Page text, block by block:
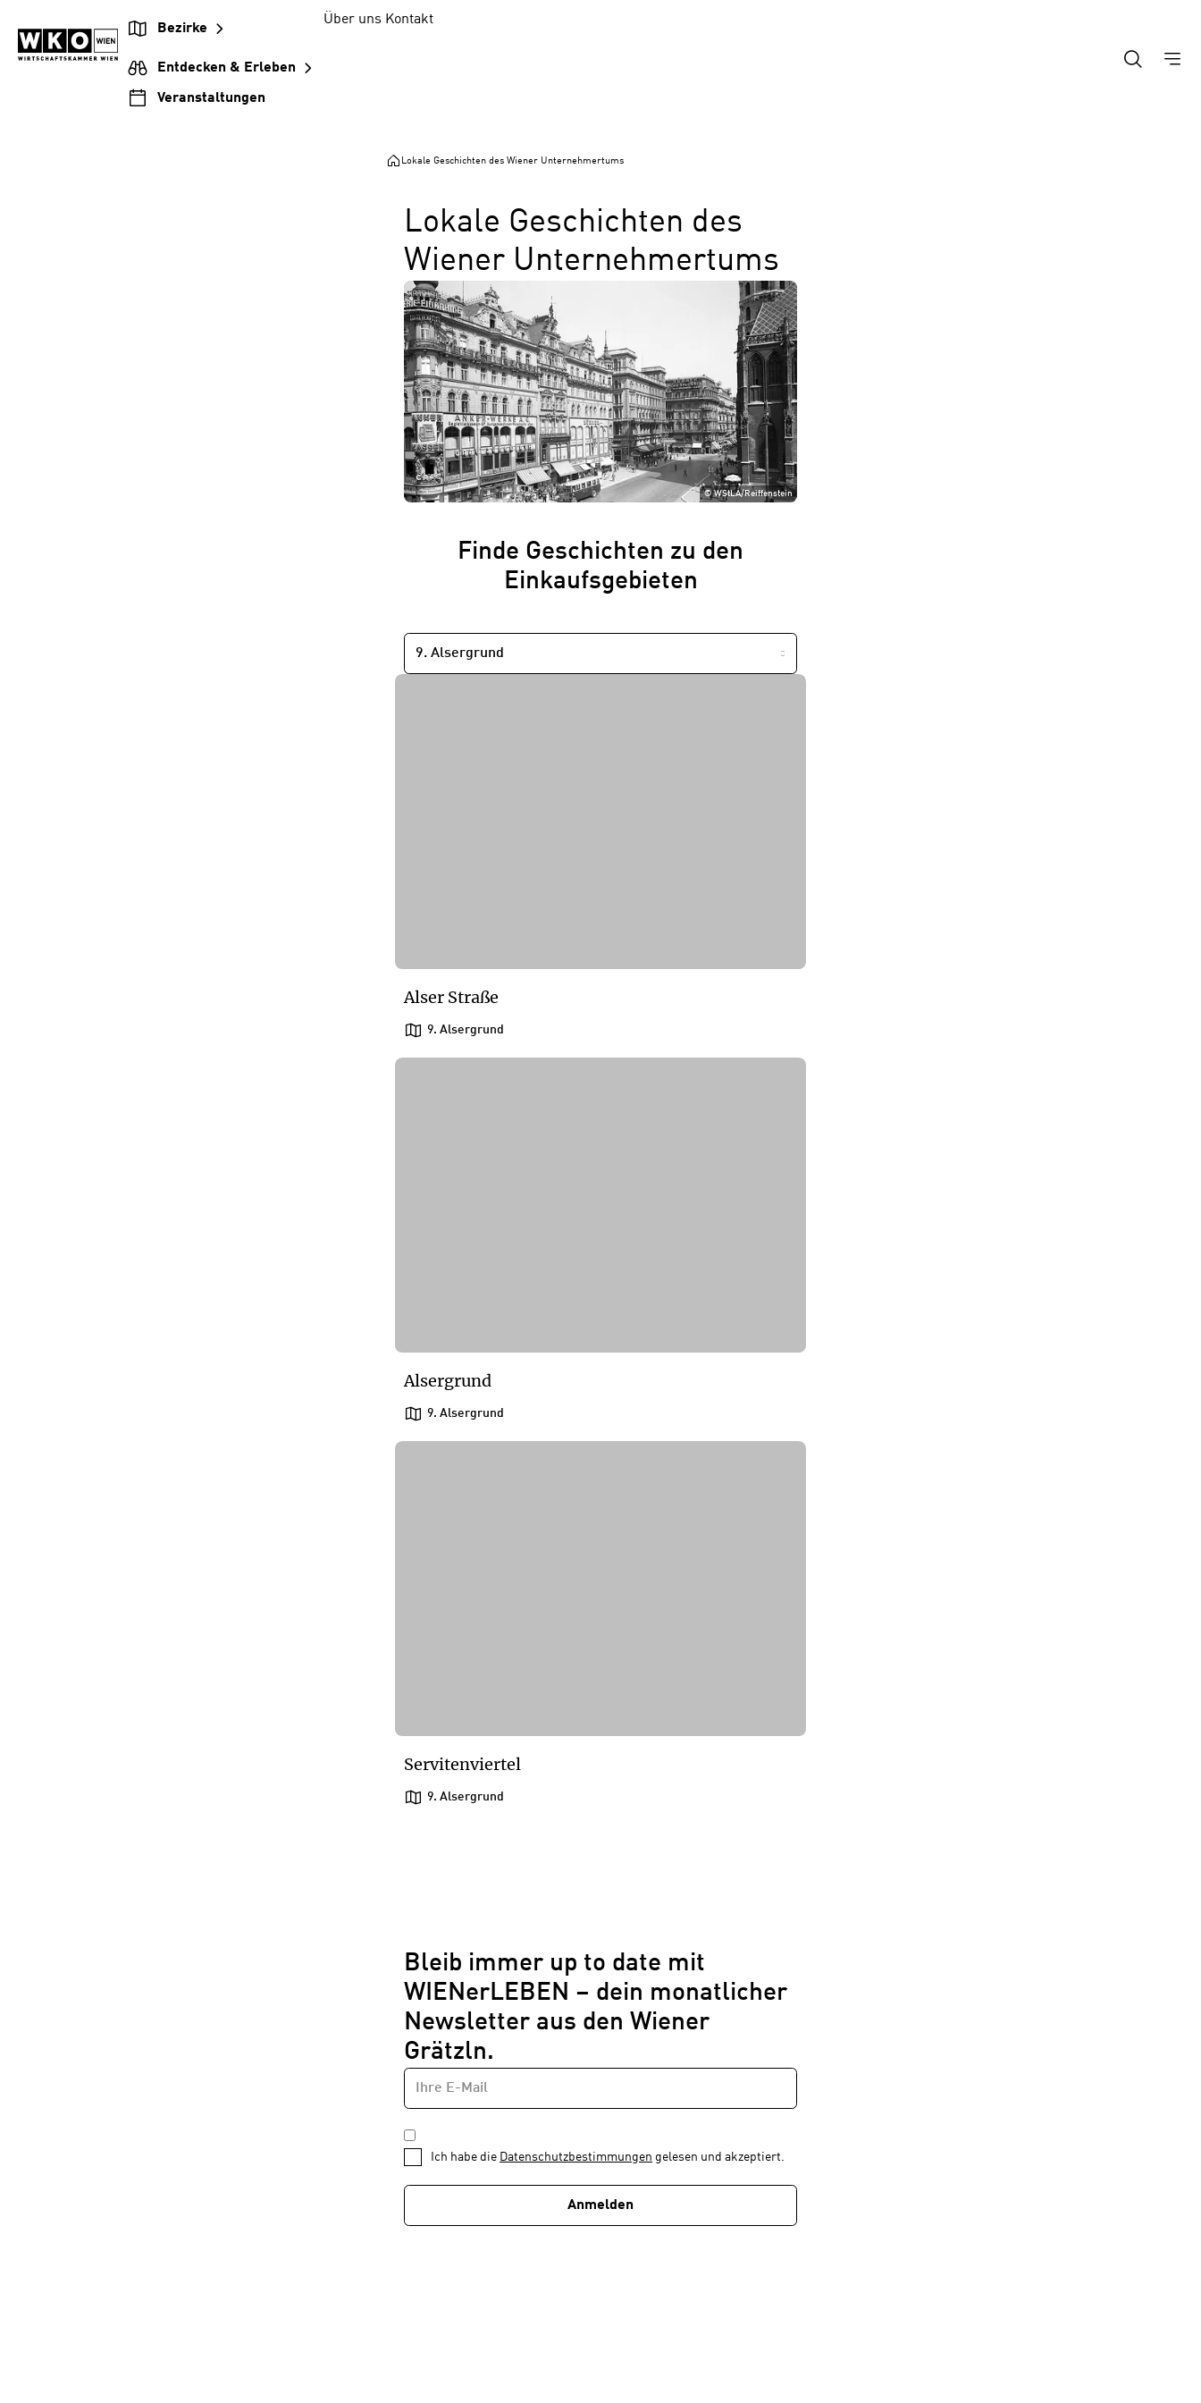
Inhalt
springen
Hauptnavigation
springen
Footer
springen
Bezirke
Entdecken & Erleben
Veranstaltungen
Über uns Kontakt
Lokale Geschichten des Wiener Unternehmertums
Lokale Geschichten des
Wiener Unternehmertums
©WStLA/Reiffenstein
Finde Geschichten zu den
Einkaufsgebieten
NACH
BEZIRK
FILTERN
Alser Straße
9. Alsergrund
Alsergrund
9. Alsergrund
Servitenviertel
9. Alsergrund
Bleib immer up to date mit
WIENerLEBEN – dein monatlicher
Newsletter aus den Wiener
Grätzln.
Newsletter
1
von
1
E-
MAIL-
ADRESSE
DATENSCHUTZBESTIMMUNGEN
*
Ich habe die Datenschutzbestimmungen gelesen und akzeptiert.
Anmelden